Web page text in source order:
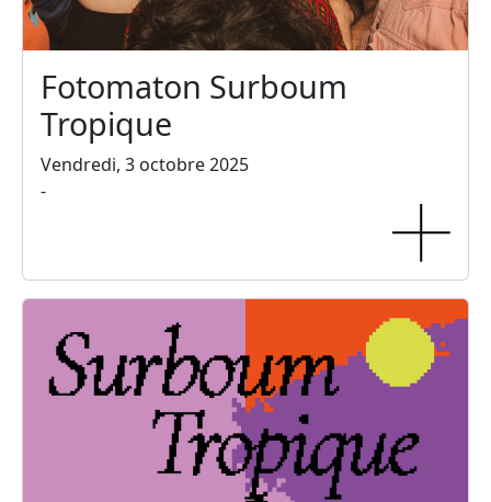
Fotomaton Surboum
Tropique
Vendredi, 3 octobre 2025
-